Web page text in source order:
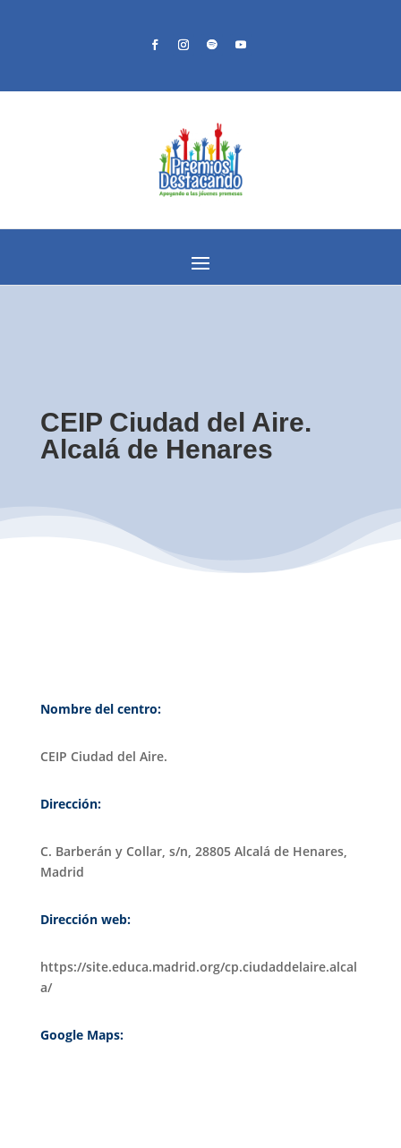
CEIP Ciudad del Aire.
Alcalá de Henares
Nombre del centro:
CEIP Ciudad del Aire.
Dirección:
C. Barberán y Collar, s/n, 28805 Alcalá de Henares,
Madrid
Dirección web:
https://site.educa.madrid.org/cp.ciudaddelaire.alcal
a/
Google Maps: